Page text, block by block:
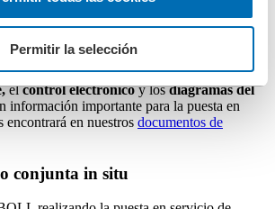
Permitir la selección
elcontrol electrónicoy losdiagramas del
información importante para la puesta en
en nuestros documentos de
conjunta in situ